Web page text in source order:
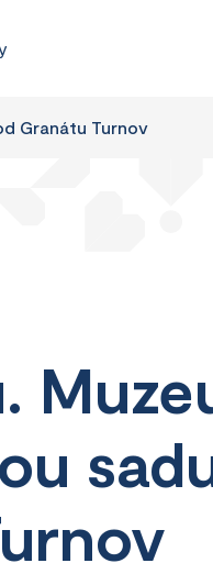
Granátu Turnov